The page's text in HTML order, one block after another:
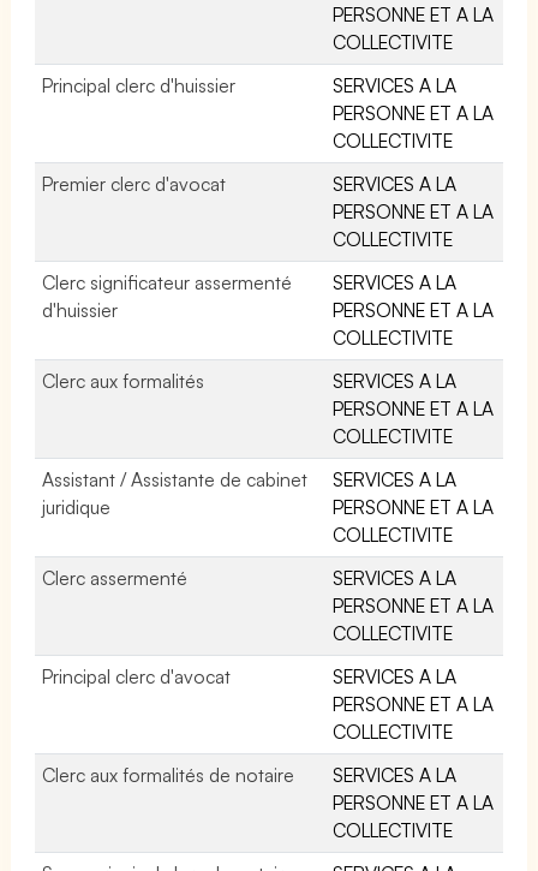
PERSONNE ET A LA
COLLECTIVITE
Principal clerc d'huissier
SERVICES A LA
PERSONNE ET A LA
COLLECTIVITE
Premier clerc d'avocat
SERVICES A LA
PERSONNE ET A LA
COLLECTIVITE
Clerc significateur assermenté
d'huissier
SERVICES A LA
PERSONNE ET A LA
COLLECTIVITE
Clerc aux formalités
SERVICES A LA
PERSONNE ET A LA
COLLECTIVITE
Assistant / Assistante de cabinet
juridique
SERVICES A LA
PERSONNE ET A LA
COLLECTIVITE
Clerc assermenté
SERVICES A LA
PERSONNE ET A LA
COLLECTIVITE
Principal clerc d'avocat
SERVICES A LA
PERSONNE ET A LA
COLLECTIVITE
Clerc aux formalités de notaire
SERVICES A LA
PERSONNE ET A LA
COLLECTIVITE